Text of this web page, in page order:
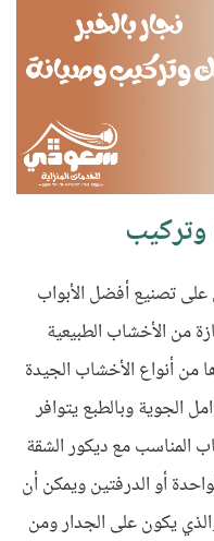
وتركيب
على تصنيع أفضل الأبواب
من الأخشاب الطبيعية
من أنواع الأخشاب الجيدة
الجوية وبالطبع يتوافر
المناسب مع ديكور الشقة
أو الدرفتين ويمكن أن
والذي يكون على الجدار ومن